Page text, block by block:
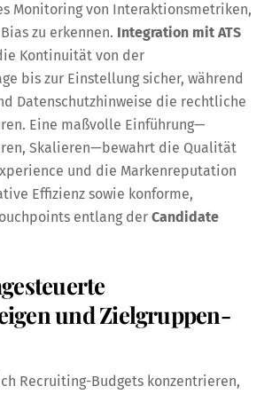
Monitoring von Interaktionsmetriken,
zu erkennen. Integration mit ATS
Kontinuität von der
bis zur Einstellung sicher, während
Datenschutzhinweise die rechtliche
Eine maßvolle Einführung—
Skalieren—bewahrt die Qualität
und die Markenreputation
Effizienz sowie konforme,
entlang derCandidate
und Zielgruppen-
Recruiting-Budgets konzentrieren,